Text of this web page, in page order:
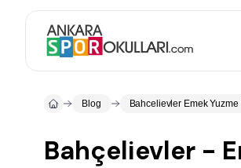
Blog Bahcelievler Emek Yuzme
Bahçelievler -